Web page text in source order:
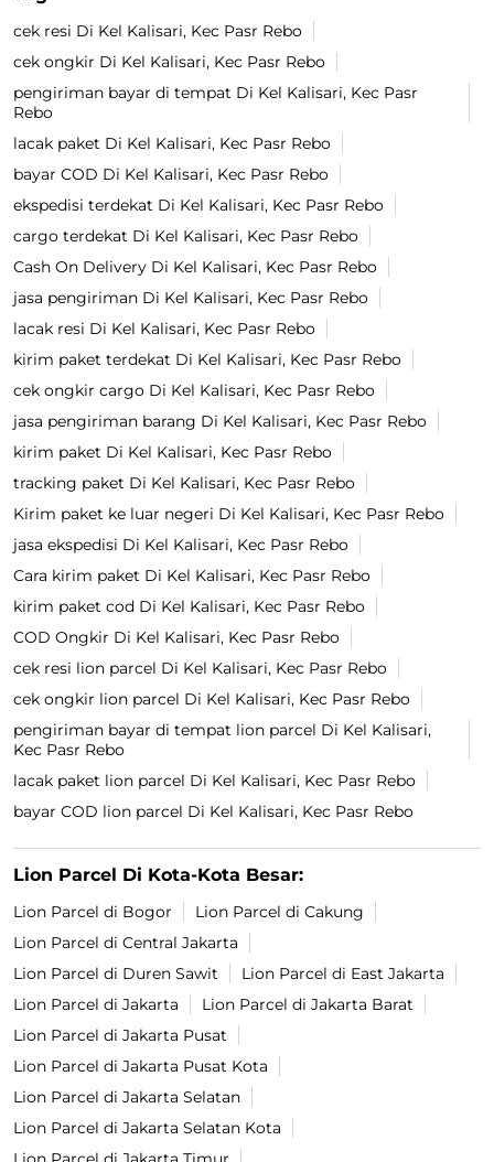
cek resi Di Kel Kalisari, Kec Pasr Rebo
cek ongkir Di Kel Kalisari, Kec Pasr Rebo
pengiriman bayar di tempat Di Kel Kalisari, Kec Pasr
Rebo
lacak paket Di Kel Kalisari, Kec Pasr Rebo
bayar COD Di Kel Kalisari, Kec Pasr Rebo
ekspedisi terdekat Di Kel Kalisari, Kec Pasr Rebo
cargo terdekat Di Kel Kalisari, Kec Pasr Rebo
Cash On Delivery Di Kel Kalisari, Kec Pasr Rebo
jasa pengiriman Di Kel Kalisari, Kec Pasr Rebo
lacak resi Di Kel Kalisari, Kec Pasr Rebo
kirim paket terdekat Di Kel Kalisari, Kec Pasr Rebo
cek ongkir cargo Di Kel Kalisari, Kec Pasr Rebo
jasa pengiriman barang Di Kel Kalisari, Kec Pasr Rebo
kirim paket Di Kel Kalisari, Kec Pasr Rebo
tracking paket Di Kel Kalisari, Kec Pasr Rebo
Kirim paket ke luar negeri Di Kel Kalisari, Kec Pasr Rebo
jasa ekspedisi Di Kel Kalisari, Kec Pasr Rebo
Cara kirim paket Di Kel Kalisari, Kec Pasr Rebo
kirim paket cod Di Kel Kalisari, Kec Pasr Rebo
COD Ongkir Di Kel Kalisari, Kec Pasr Rebo
cek resi lion parcel Di Kel Kalisari, Kec Pasr Rebo
cek ongkir lion parcel Di Kel Kalisari, Kec Pasr Rebo
pengiriman bayar di tempat lion parcel Di Kel Kalisari,
Kec Pasr Rebo
lacak paket lion parcel Di Kel Kalisari, Kec Pasr Rebo
bayar COD lion parcel Di Kel Kalisari, Kec Pasr Rebo
Lion Parcel Di Kota-Kota Besar:
Lion Parcel di Bogor
Lion Parcel di Cakung
Lion Parcel di Central Jakarta
Lion Parcel di Duren Sawit
Lion Parcel di East Jakarta
Lion Parcel di Jakarta
Lion Parcel di Jakarta Barat
Lion Parcel di Jakarta Pusat
Lion Parcel di Jakarta Pusat Kota
Lion Parcel di Jakarta Selatan
Lion Parcel di Jakarta Selatan Kota